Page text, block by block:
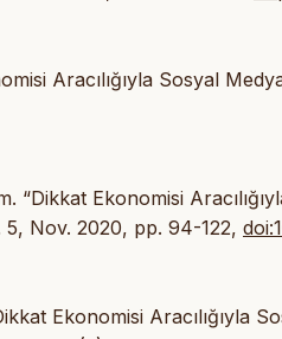
Aracılığıyla Sosyal
“Dikkat Ekonomisi
5, Nov. 2020, pp. 94-122,
Ekonomisi Aracılığıyla